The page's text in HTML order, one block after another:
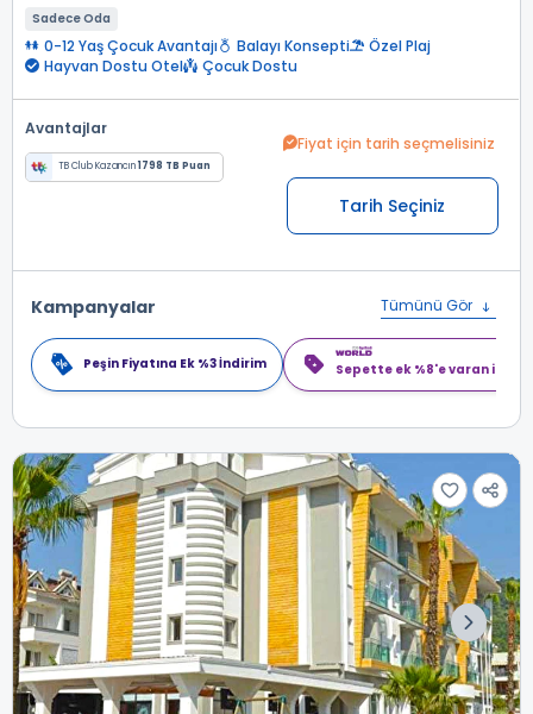
Sadece Oda
0-12 Yaş Çocuk Avantajı Balayı Konsepti
Özel Plaj
Hayvan Dostu Otel
Çocuk Dostu
Avantajlar
TB Club Kazancın1798 TB Puan
Fiyat için tarih seçmelisiniz
Tarih Seçiniz
Kampanyalar Tümünü Gör
Peşin Fiyatına Ek %3 İndirim Sepette ek %8'e varan